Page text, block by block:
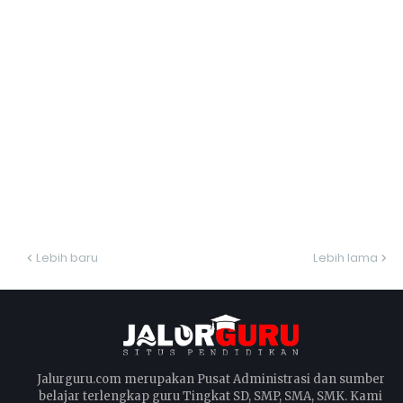
Lebih baru Lebih lama
Jalurguru.com merupakan Pusat Administrasi dan sumber
belajar terlengkap guru Tingkat SD, SMP, SMA, SMK. Kami